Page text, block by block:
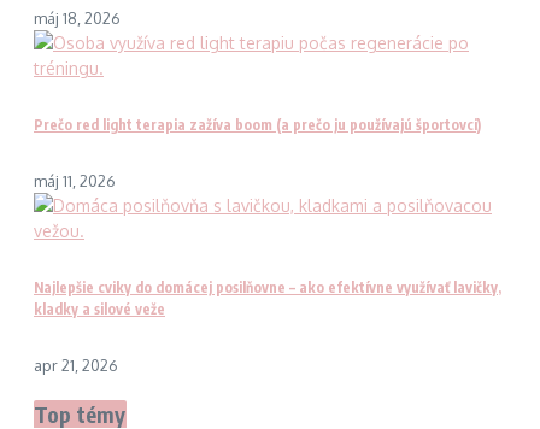
máj 18, 2026
Prečo red light terapia zažíva boom (a prečo ju používajú športovci)
máj 11, 2026
Najlepšie cviky do domácej posilňovne – ako efektívne využívať lavičky,
kladky a silové veže
apr 21, 2026
Top témy